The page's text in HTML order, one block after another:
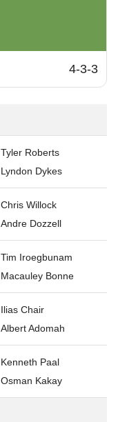
4-3-3
Tyler Roberts
Lyndon Dykes
Chris Willock
Andre Dozzell
Tim Iroegbunam
Macauley Bonne
Ilias Chair
Albert Adomah
Kenneth Paal
Osman Kakay